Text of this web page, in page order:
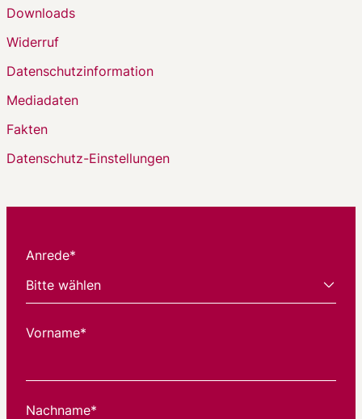
Downloads
Widerruf
Datenschutzinformation
Mediadaten
Fakten
Datenschutz-Einstellungen
Anrede*
Vorname*
Nachname*